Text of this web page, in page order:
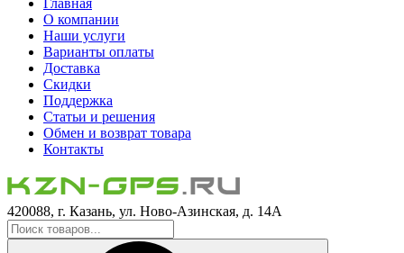
Главная
О компании
Наши услуги
Варианты оплаты
Доставка
Скидки
Поддержка
Статьи и решения
Обмен и возврат товара
Контакты
420088, г. Казань, ул. Ново-Азинская, д. 14А